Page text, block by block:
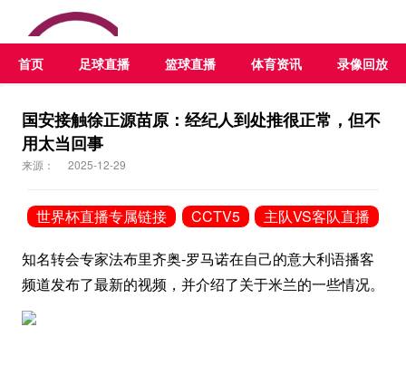
首页 足球直播 篮球直播 体育资讯 录像回放
国安接触徐正源苗原：经纪人到处推很正常，但不
用太当回事
来源： 2025-12-29
世界杯直播专属链接 CCTV5 主队VS客队直播
知名转会专家法布里齐奥-罗马诺在自己的意大利语播客
频道发布了最新的视频，并介绍了关于米兰的一些情况。